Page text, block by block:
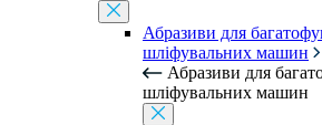
Абразиви для
шліфувальних машин
Абразиви для
шліфувальних машин